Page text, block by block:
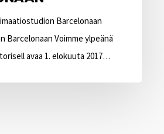
Barcelonaan
Barcelonaan Voimme ylpeänä
avaa 1. elokuuta 2017…